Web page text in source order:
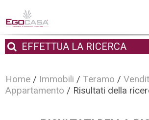
EFFETTUA LA RICERCA
Home / Immobili /Teramo /
Appartamento / Risultati della